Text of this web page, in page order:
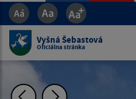
Vyšná Šebastová
Oficiálna stránka